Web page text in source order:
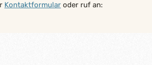
Kontaktformular oder ruf an: